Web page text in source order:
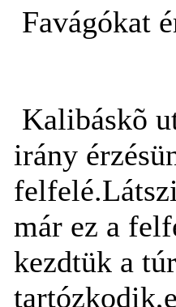
Favágókat
Kalibáskõ
irány
már ez a
kezdtük a